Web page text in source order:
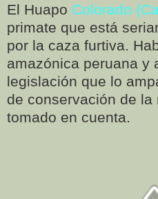
El Huapo Colorado
primate que está
por la caza furtiva.
amazónica peruana y
legislación que lo
de conservación de la
tomado en cuenta.